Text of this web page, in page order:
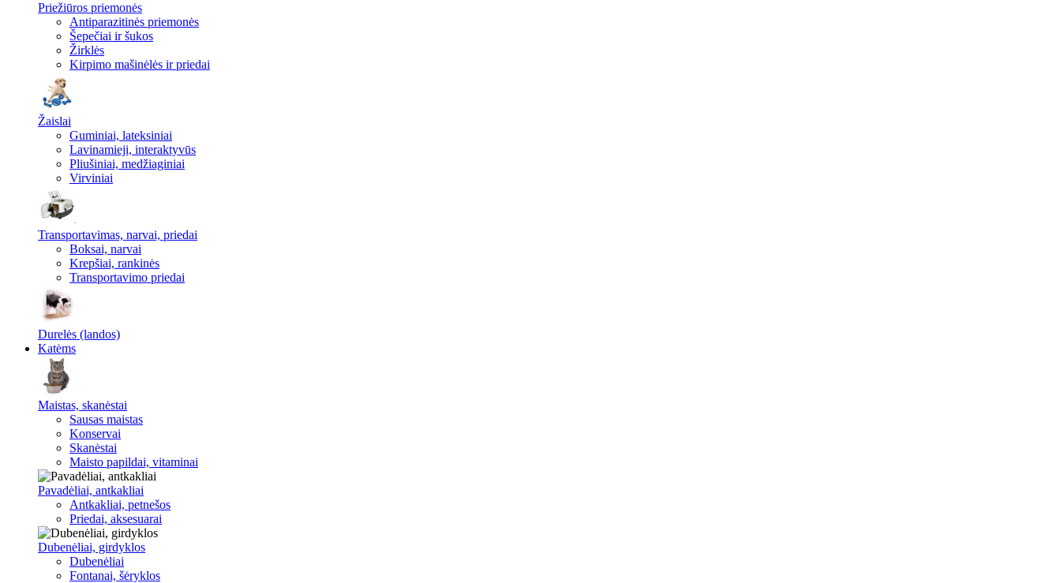
Priežiūros priemonės
Antiparazitinės priemonės
Šepečiai ir šukos
Žirklės
Kirpimo mašinėlės ir priedai
Žaislai
Guminiai, lateksiniai
Lavinamieji, interaktyvūs
Pliušiniai, medžiaginiai
Virviniai
Transportavimas, narvai, priedai
Boksai, narvai
Krepšiai, rankinės
Transportavimo priedai
Durelės (landos)
Katėms
Maistas, skanėstai
Sausas maistas
Konservai
Skanėstai
Maisto papildai, vitaminai
Pavadėliai, antkakliai
Antkakliai, petnešos
Priedai, aksesuarai
Dubenėliai, girdyklos
Dubenėliai
Fontanai, šėryklos